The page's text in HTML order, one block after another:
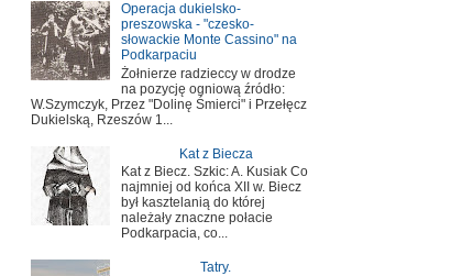
Operacja dukielsko-
preszowska - "czesko-
słowackie Monte Cassino" na
Podkarpaciu
Żołnierze radzieccy w drodze
na pozycję ogniową źródło:
W.Szymczyk, Przez "Dolinę Śmierci" i Przełęcz
Dukielską, Rzeszów 1...
Kat z Biecza
Kat z Biecz. Szkic: A. Kusiak Co
najmniej od końca XII w. Biecz
był kasztelanią do której
należały znaczne połacie
Podkarpacia, co...
Tatry.